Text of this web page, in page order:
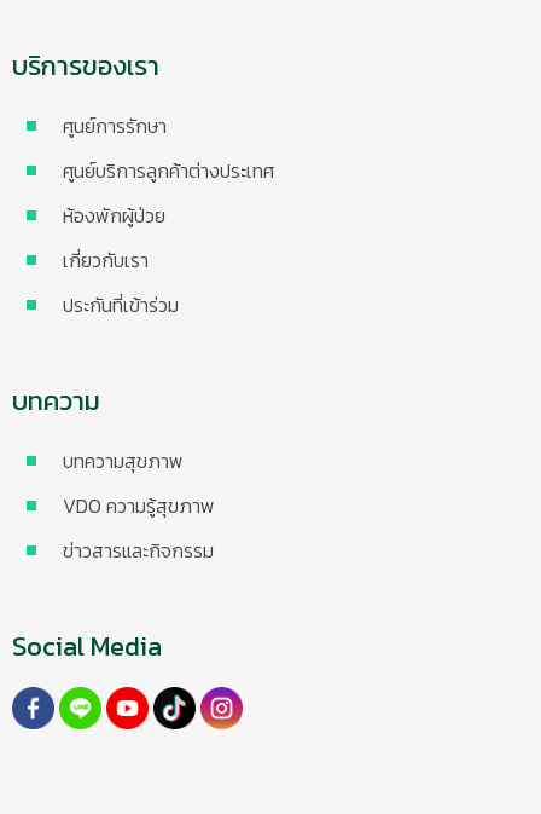
บริการของเรา
ศูนย์การรักษา
ศูนย์บริการลูกค้าต่างประเทศ
ห้องพักผู้ป่วย
เกี่ยวกับเรา
ประกันที่เข้าร่วม
บทความ
บทความสุขภาพ
VDO ความรู้สุขภาพ
ข่าวสารและกิจกรรม
Social Media